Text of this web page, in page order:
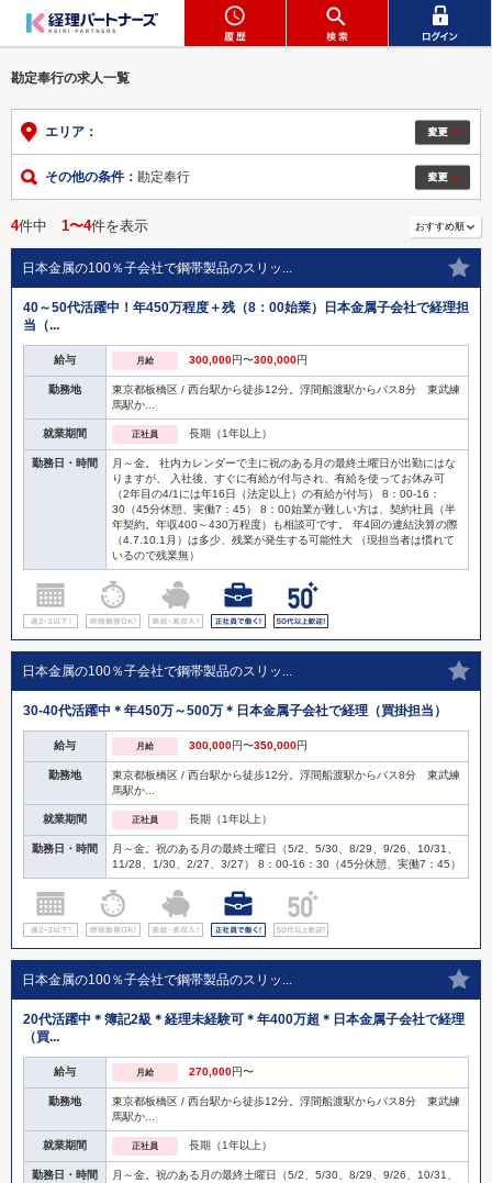
勘定奉行の求人一覧
エリア：
その他の条件： 勘定奉行
4件中 1〜4件を表示
日本金属の100％子会社で鋼帯製品のスリッ...
40～50代活躍中！年450万程度＋残（8：00始業）日本金属子会社で経理担
当（...
給与 月給 300,000円〜300,000円
勤務地
東京都板橋区 / 西台駅から徒歩12分。浮間船渡駅からバス8分 東武練
馬駅か...
就業期間 正社員 長期（1年以上）
勤務日・時間
月～金。 社内カレンダーで主に祝のある月の最終土曜日が出勤にはな
りますが、 入社後、すぐに有給が付与され、有給を使ってお休み可
（2年目の4/1には年16日（法定以上）の有給が付与） 8：00-16：
30（45分休憩、実働7：45） 8：00始業が難しい方は、契約社員（半
年契約。年収400～430万程度）も相談可です。 年4回の連結決算の際
（4.7.10.1月）は多少、残業が発生する可能性大 （現担当者は慣れて
いるので残業無）
日本金属の100％子会社で鋼帯製品のスリッ...
30-40代活躍中＊年450万～500万＊日本金属子会社で経理（買掛担当）
給与 月給 300,000円〜350,000円
勤務地
東京都板橋区 / 西台駅から徒歩12分。浮間船渡駅からバス8分 東武練
馬駅か...
就業期間 正社員 長期（1年以上）
勤務日・時間
月～金。祝のある月の最終土曜日（5/2、5/30、8/29、9/26、10/31、
11/28、1/30、2/27、3/27） 8：00-16：30（45分休憩、実働7：45）
日本金属の100％子会社で鋼帯製品のスリッ...
20代活躍中＊簿記2級＊経理未経験可＊年400万超＊日本金属子会社で経理
（買...
給与 月給 270,000円〜
勤務地
東京都板橋区 / 西台駅から徒歩12分。浮間船渡駅からバス8分 東武練
馬駅か...
就業期間 正社員 長期（1年以上）
勤務日・時間
月～金。祝のある月の最終土曜日（5/2、5/30、8/29、9/26、10/31、